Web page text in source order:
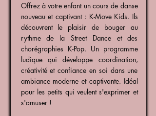
Offrez à votre enfant un cours de danse
nouveau et captivant : K-Move Kids. Ils
découvrent le plaisir de bouger au
rythme de la Street Dance et des
chorégraphies K-Pop. Un programme
ludique qui développe coordination,
créativité et confiance en soi dans une
ambiance moderne et captivante. Idéal
pour les petits qui veulent s'exprimer et
s'amuser !